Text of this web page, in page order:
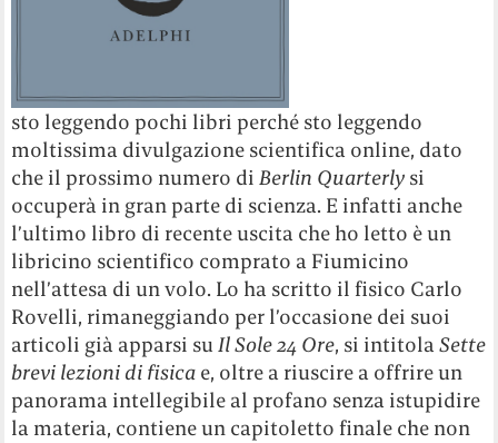
sto leggendo pochi libri perché sto leggendo
moltissima divulgazione scientifica online, dato
che il prossimo numero diBerlin Quarterly si
occuperà in gran parte di scienza. E infatti anche
l’ultimo libro di recente uscita che ho letto è un
libricino scientifico comprato a Fiumicino
nell’attesa di un volo. Lo ha scritto il fisico Carlo
Rovelli, rimaneggiando per l’occasione dei suoi
articoli già apparsi suIl Sole 24 Ore, si intitolaSette
brevi lezioni di fisica e, oltre a riuscire a offrire un
panorama intellegibile al profano senza istupidire
la materia, contiene un capitoletto finale che non